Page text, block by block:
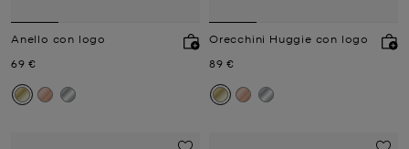
Anello con logo
Prezzo attuale
69 €
Orecchini Huggie con logo
Prezzo attuale
89 €